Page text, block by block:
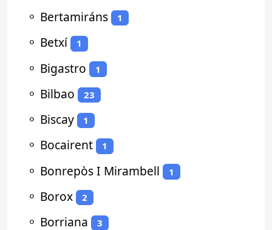
⚬ Bertamiráns 1
⚬ Betxí 1
⚬ Bigastro 1
⚬ Bilbao 23
⚬ Biscay 1
⚬ Bocairent 1
⚬ Bonrepòs I Mirambell 1
⚬ Borox 2
⚬ Borriana 3